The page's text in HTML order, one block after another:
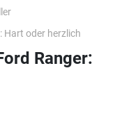
Hart oder herzlich
Ranger: